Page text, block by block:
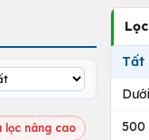
lọc nâng cao
Tất
500